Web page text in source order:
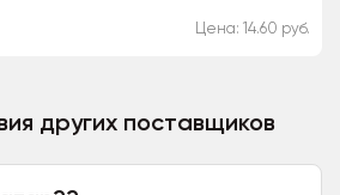
Цена: 14.60 руб.
других поставщиков